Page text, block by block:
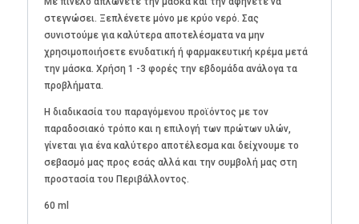
στεγνώσει. Ξεπλένετε μόνο με κρύο νερό. Σας
συνιστούμε για καλύτερα αποτελέσματα να μην
χρησιμοποιήσετε ενυδατική ή φαρμακευτική κρέμα μετά
την μάσκα. Χρήση 1 -3 φορές την εβδομάδα ανάλογα τα
προβλήματα.
Η διαδικασία του παραγόμενου προϊόντος με τον
παραδοσιακό τρόπο και η επιλογή των πρώτων υλών,
γίνεται για ένα καλύτερο αποτέλεσμα και δείχνουμε το
σεβασμό μας προς εσάς αλλά και την συμβολή μας στη
προστασία του Περιβάλλοντος.
60 ml